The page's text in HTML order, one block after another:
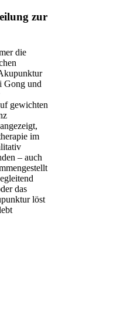
zur
die
Gong und
gewichten
im
– auch
das
löst